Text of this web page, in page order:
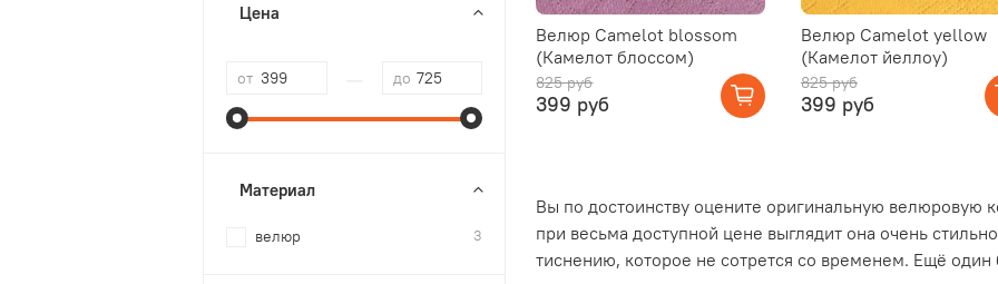
Велюр Camelot blossom
(Камелот блоссом)
825 руб
399 руб
Велюр Camelot yellow
(Камелот йеллоу)
825 руб
399 руб
Вы по достоинству оцените оригинальную велюровую
при весьма доступной цене выглядит она очень
тиснению, которое не сотрется со временем. Ещё
Цена
от до
Материал
велюр 3